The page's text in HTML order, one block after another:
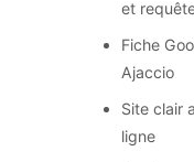
et
Fiche
Ajaccio
Site clair
ligne